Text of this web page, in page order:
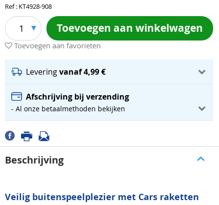
Ref : KT4928-908
1 Toevoegen aan winkelwagen
Toevoegen aan favorieten
Leveringvanaf 4,99 €
Afschrijving bij verzending
- Al onze betaalmethoden bekijken
Beschrijving
Veilig buitenspeelplezier met Cars raketten